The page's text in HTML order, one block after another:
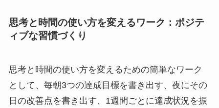
思考と時間の使い方を変えるワーク：ポジテ
ィブな習慣づくり
思考と時間の使い方を変えるための簡単なワーク
として、毎朝3つの達成目標を書き出す、夜にその
日の改善点を書き出す、1週間ごとに達成状況を振